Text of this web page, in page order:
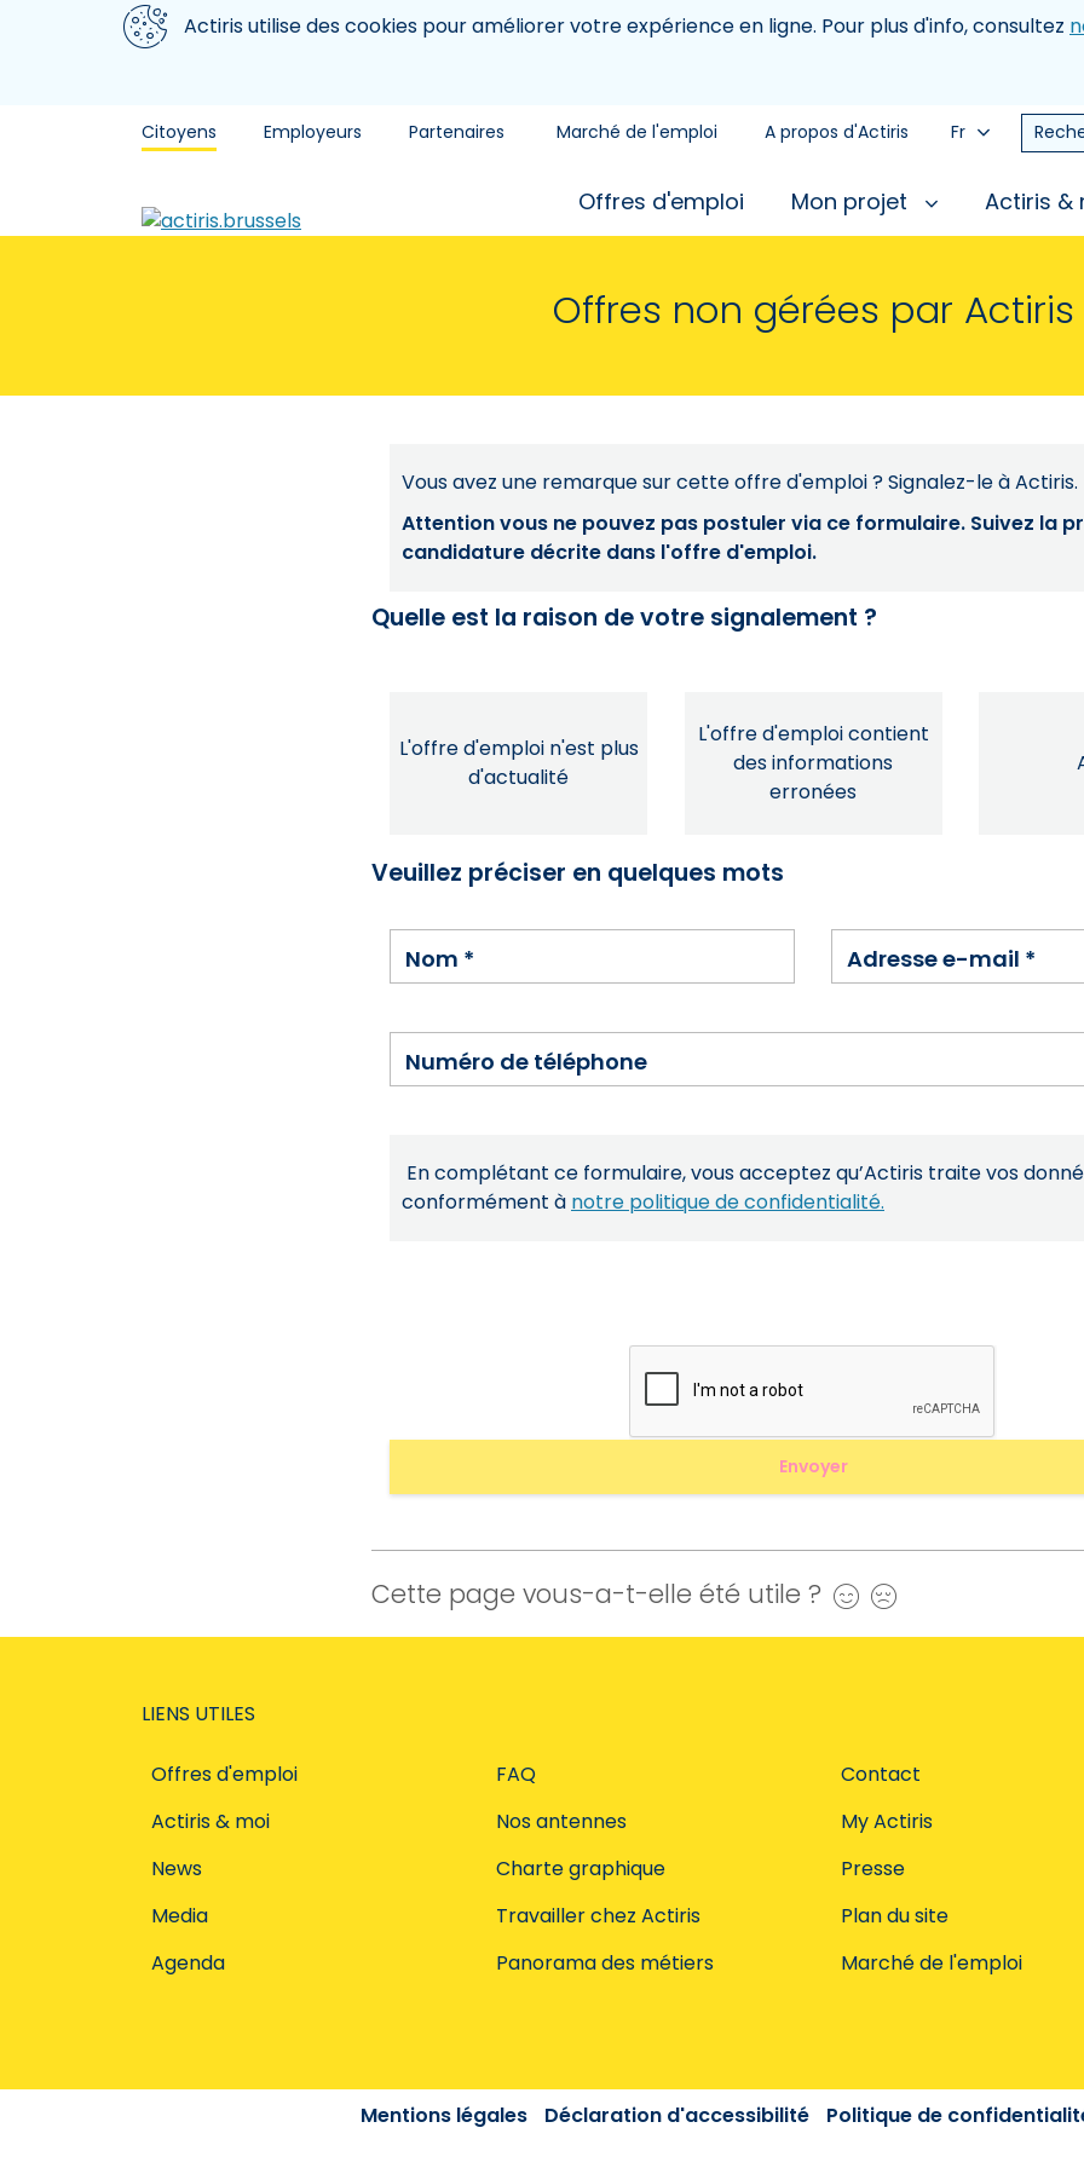
Aller au contenu principal
Nous utilisons des cookiesActiris utilise des cookies pour améliorer votre expérience en ligne. Pour plus d'info, consultez
Citoyens Employeurs Partenaires Marché de l'emploi A propos d'Actiris Fr
Offres d'emploi Mon projet Actiris
Offres non gérées par Actiris
Vous avez une remarque sur cette offre d'emploi ? Signalez-le à Actiris.
Attention vous ne pouvez pas postuler via ce formulaire. Suivez la
candidature décrite dans l'offre d'emploi.
Quelle est la raison de votre signalement ?
L'offre d'emploi n'est plus
d'actualité
L'offre d'emploi contient
des informations
erronées
Veuillez préciser en quelques mots
Nom * Adresse e-mail *
Numéro de téléphone
En complétant ce formulaire, vous acceptez qu’Actiris traite vos
conformément à notre politique de confidentialité.
Cette page vous-a-t-elle été utile ? Oui
LIENS UTILES
Offres d'emploi
Actiris & moi
News
Media
Agenda
FAQ
Nos antennes
Charte graphique
Travailler chez Actiris
Panorama des métiers
Contact
My Actiris
Presse
Plan du site
Marché de l'emploi
Mentions légales Déclaration d'accessibilité Politique de